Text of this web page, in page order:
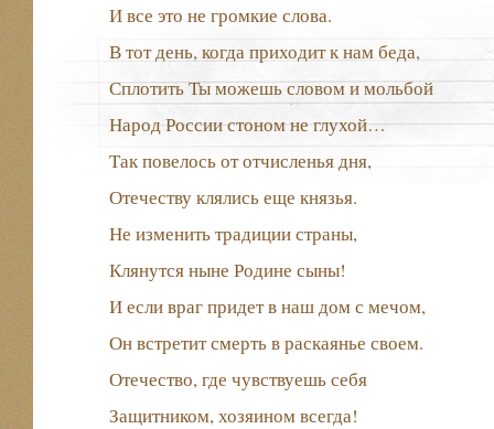
И все это не громкие слова.
В тот день, когда приходит к нам беда,
Сплотить Ты можешь словом и мольбой
Народ России стоном не глухой…
Так повелось от отчисленья дня,
Отечеству клялись еще князья.
Не изменить традиции страны,
Клянутся ныне Родине сыны!
И если враг придет в наш дом с мечом,
Он встретит смерть в раскаянье своем.
Отечество, где чувствуешь себя
Защитником, хозяином всегда!